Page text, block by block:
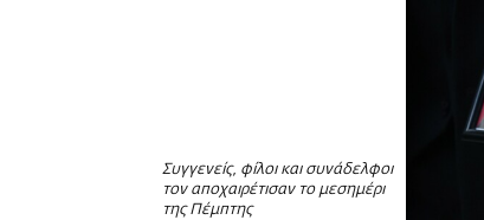
Συγγενείς, φίλοι και συνάδελφοι
τον αποχαιρέτισαν το μεσημέρι
της Πέμπτης